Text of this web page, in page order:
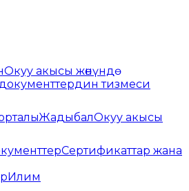
Окуу акысы жөнүндө
тизмеси
ЖадыбалОкуу акысы
Сертификаттар жана
Илим